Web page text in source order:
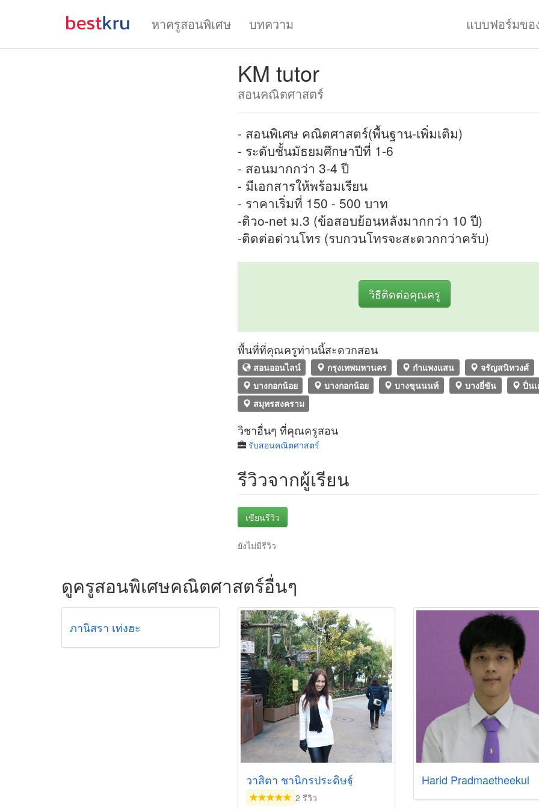
หาครูสอนพิเศษ บทความ แบบฟอร์มข
KM tutor
สอนคณิตศาสตร์
- สอนพิเศษ คณิตศาสตร์(พื้นฐาน-เพิ่มเติม)
- ระดับชั้นมัธยมศึกษาปีที่ 1-6
- สอนมากกว่า 3-4 ปี
- มีเอกสารให้พร้อมเรียน
- ราคาเริ่มที่ 150 - 500 บาท
-ติวo-net ม.3 (ข้อสอบย้อนหลังมากกว่า 10 ปี)
-ติดต่อด่วนโทร (รบกวนโทรจะสะดวกกว่าครับ)
วิธีติดต่อคุณครู
พื้นที่ที่คุณครูท่านนี้สะดวกสอน
สอนออนไลน์ กรุงเทพมหานคร กำแพงแสน
จรัญสนิทวงศ์
บางกอกน้อย
บางกอกน้อย บางขุนนนท์ บางยี่ขัน
ปิ่น
สมุทรสงคราม
วิชาอื่นๆ ที่คุณครูสอน
รับสอนคณิตศาสตร์
รีวิวจากผู้เรียน
เขียนรีวิว
ยังไม่มีรีวิว
ดูครูสอนพิเศษคณิตศาสตร์อื่นๆ
ภานิสรา เท่งฮะ
วาสิตา ชานิกรประดิษฐ์
2 รีวิว
Harid Pradmaetheekul